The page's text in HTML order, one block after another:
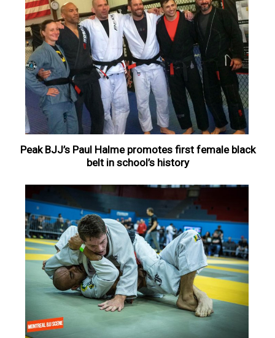
Peak BJJ’s Paul Halme promotes first female black
belt in school’s history